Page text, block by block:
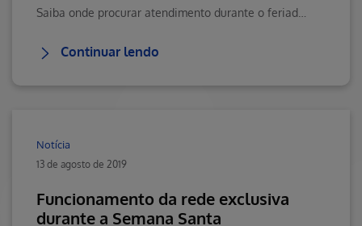
Continuar lendo
Notícia
13 de agosto de 2019
Funcionamento da rede exclusiva
durante a Semana Santa